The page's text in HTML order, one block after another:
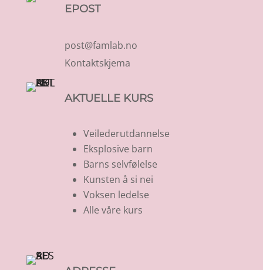
EPOST
post@famlab.no
Kontaktskjema
AKTUELLE KURS
Veilederutdannelse
Eksplosive barn
Barns selvfølelse
Kunsten å si nei
Voksen ledelse
Alle våre kurs